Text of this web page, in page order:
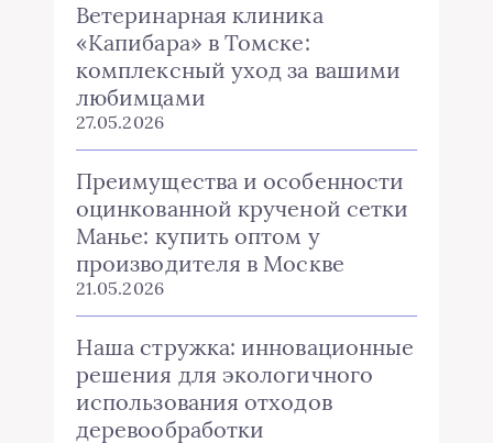
Ветеринарная клиника
«Капибара» в Томске:
комплексный уход за вашими
любимцами
27.05.2026
Преимущества и особенности
оцинкованной крученой сетки
Манье: купить оптом у
производителя в Москве
21.05.2026
Наша стружка: инновационные
решения для экологичного
использования отходов
деревообработки